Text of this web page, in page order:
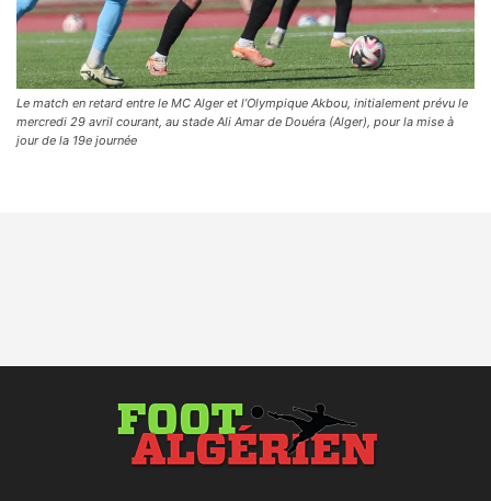
Le match en retard entre le MC Alger et l’Olympique Akbou, initialement prévu le
mercredi 29 avril courant, au stade Ali Amar de Douéra (Alger), pour la mise à
jour de la 19e journée